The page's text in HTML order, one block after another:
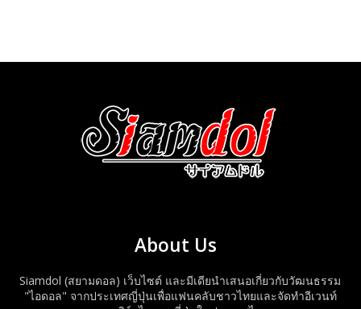
About Us
Siamdol (สยามดอล) เว็บไซต์ และมีเดียนำเสนอเกี่ยวกับวัฒนธรรม
"ไอดอล" จากประเทศญี่ปุ่นเพื่อแฟนคลับชาวไทยและจัดทำอีเวนท์